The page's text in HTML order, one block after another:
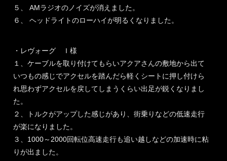
５、 AMラジオのノイズが消えました。
６、 ヘッドライトのローハイが明るくなりました。
・レヴォーグ Ｉ様
１、ケーブルを取り付けてもらいアクアさんの敷地から出て
いつもの感じでアクセルを踏んだら軽くシートに押し付けら
れ思わずアクセルを戻してしまうくらい出足が鋭くなりまし
た。
２、トルクがアップした感じがあり、街乗りなどの低速走行
が楽になりました。
３、1000～2000回転位高速走行も追い越しなどの加速時に粘
りが出ました。